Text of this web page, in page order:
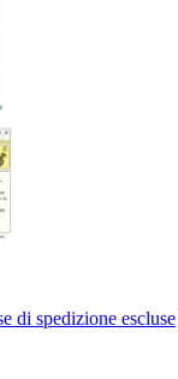
di spedizione escluse